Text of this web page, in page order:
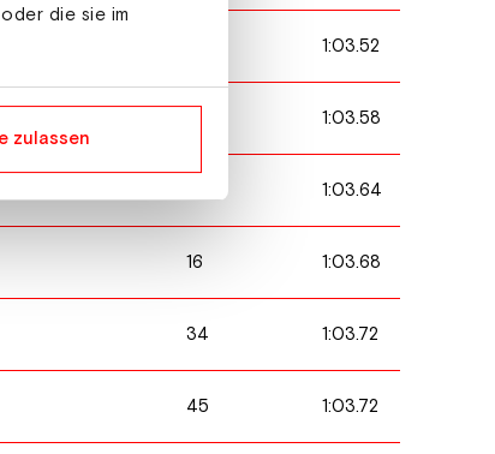
die sie im
zulassen
1:03.52
1:03.58
1:03.64
16 1:03.68
34 1:03.72
45 1:03.72